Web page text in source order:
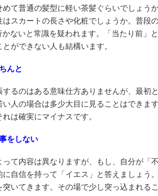
めて普通の髪型に軽い茶髪ぐらいでしょう
はスカートの長さや化粧でしょうか。普段
かないと常識を疑われます。「当たり前」
ができない人も結構います。
んと
るのはある意味仕方ありませんが、最初
い人の場合は多少大目に見ることはできま
は確実にマイナスです。
をしない
て内容は異なりますが、もし、自分が「
に自信を持って「イエス」と答えましょう
突いてきます。その場で少し突っ込まれる